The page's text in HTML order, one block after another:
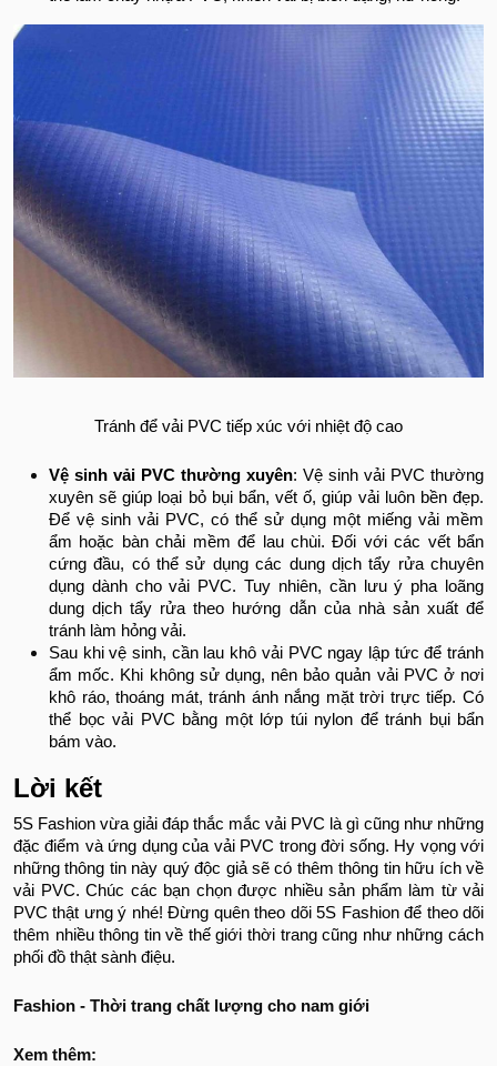
Tránh để vải PVC tiếp xúc với nhiệt độ cao
Vệ sinh vải PVC thường xuyên: Vệ sinh vải PVC thường
xuyên sẽ giúp loại bỏ bụi bẩn, vết ố, giúp vải luôn bền đẹp.
Để vệ sinh vải PVC, có thể sử dụng một miếng vải mềm
ẩm hoặc bàn chải mềm để lau chùi. Đối với các vết bẩn
cứng đầu, có thể sử dụng các dung dịch tẩy rửa chuyên
dụng dành cho vải PVC. Tuy nhiên, cần lưu ý pha loãng
dung dịch tẩy rửa theo hướng dẫn của nhà sản xuất để
tránh làm hỏng vải.
Sau khi vệ sinh, cần lau khô vải PVC ngay lập tức để tránh
ẩm mốc. Khi không sử dụng, nên bảo quản vải PVC ở nơi
khô ráo, thoáng mát, tránh ánh nắng mặt trời trực tiếp. Có
thể bọc vải PVC bằng một lớp túi nylon để tránh bụi bẩn
bám vào.
Lời kết
5S Fashion vừa giải đáp thắc mắc vải PVC là gì cũng như những
đặc điểm và ứng dụng của vải PVC trong đời sống. Hy vọng với
những thông tin này quý độc giả sẽ có thêm thông tin hữu ích về
vải PVC. Chúc các bạn chọn được nhiều sản phẩm làm từ vải
PVC thật ưng ý nhé! Đừng quên theo dõi 5S Fashion để theo dõi
thêm nhiều thông tin về thế giới thời trang cũng như những cách
phối đồ thật sành điệu.
Fashion - Thời trang chất lượng cho nam giới
Xem thêm: